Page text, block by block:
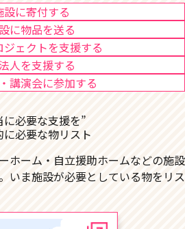
設に寄付する
に物品を送る
ジェクトを支援する
人を支援する
講演会に参加する
に必要な支援を”
に必要な物リスト
ホーム・自立援助ホームなどの施設
いま施設が必要としている物をリス